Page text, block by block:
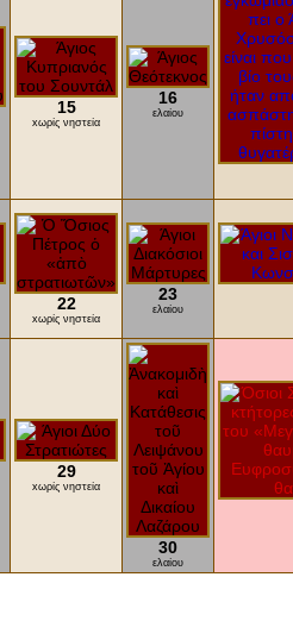
15
xωρίς νηστεία
16
ελαίου
22
xωρίς νηστεία
23
ελαίου
29
xωρίς νηστεία
30
ελαίου